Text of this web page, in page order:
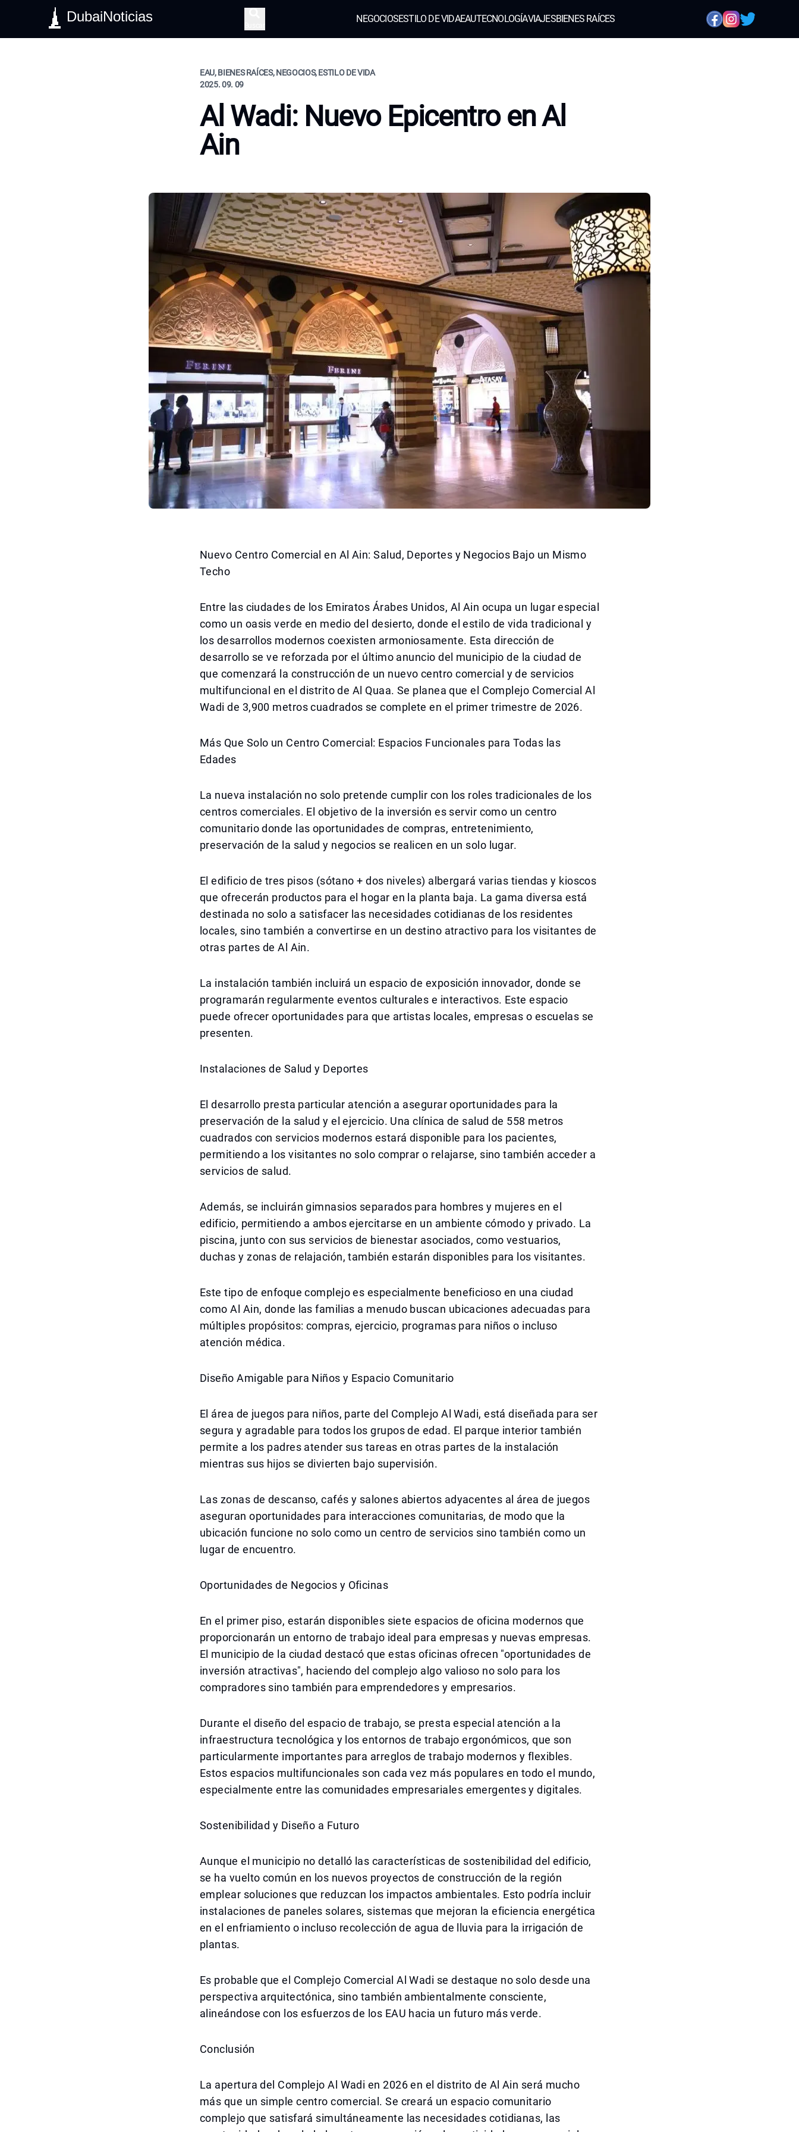
DubaiNoticias NEGOCIOSESTILO DE VIDAEAUTECNOLOGÍAVIAJESBIENES RAÍCES
EAU, BIENES RAÍCES, NEGOCIOS, ESTILO DE VIDA
2025. 09. 09
Al Wadi: Nuevo Epicentro en Al
Ain
Nuevo Centro Comercial en Al Ain: Salud, Deportes y Negocios Bajo un Mismo
Techo
Entre las ciudades de los Emiratos Árabes Unidos, Al Ain ocupa un lugar especial
como un oasis verde en medio del desierto, donde el estilo de vida tradicional y
los desarrollos modernos coexisten armoniosamente. Esta dirección de
desarrollo se ve reforzada por el último anuncio del municipio de la ciudad de
que comenzará la construcción de un nuevo centro comercial y de servicios
multifuncional en el distrito de Al Quaa. Se planea que el Complejo Comercial Al
Wadi de 3,900 metros cuadrados se complete en el primer trimestre de 2026.
Más Que Solo un Centro Comercial: Espacios Funcionales para Todas las
Edades
La nueva instalación no solo pretende cumplir con los roles tradicionales de los
centros comerciales. El objetivo de la inversión es servir como un centro
comunitario donde las oportunidades de compras, entretenimiento,
preservación de la salud y negocios se realicen en un solo lugar.
El edificio de tres pisos (sótano + dos niveles) albergará varias tiendas y kioscos
que ofrecerán productos para el hogar en la planta baja. La gama diversa está
destinada no solo a satisfacer las necesidades cotidianas de los residentes
locales, sino también a convertirse en un destino atractivo para los visitantes de
otras partes de Al Ain.
La instalación también incluirá un espacio de exposición innovador, donde se
programarán regularmente eventos culturales e interactivos. Este espacio
puede ofrecer oportunidades para que artistas locales, empresas o escuelas se
presenten.
Instalaciones de Salud y Deportes
El desarrollo presta particular atención a asegurar oportunidades para la
preservación de la salud y el ejercicio. Una clínica de salud de 558 metros
cuadrados con servicios modernos estará disponible para los pacientes,
permitiendo a los visitantes no solo comprar o relajarse, sino también acceder a
servicios de salud.
Además, se incluirán gimnasios separados para hombres y mujeres en el
edificio, permitiendo a ambos ejercitarse en un ambiente cómodo y privado. La
piscina, junto con sus servicios de bienestar asociados, como vestuarios,
duchas y zonas de relajación, también estarán disponibles para los visitantes.
Este tipo de enfoque complejo es especialmente beneficioso en una ciudad
como Al Ain, donde las familias a menudo buscan ubicaciones adecuadas para
múltiples propósitos: compras, ejercicio, programas para niños o incluso
atención médica.
Diseño Amigable para Niños y Espacio Comunitario
El área de juegos para niños, parte del Complejo Al Wadi, está diseñada para ser
segura y agradable para todos los grupos de edad. El parque interior también
permite a los padres atender sus tareas en otras partes de la instalación
mientras sus hijos se divierten bajo supervisión.
Las zonas de descanso, cafés y salones abiertos adyacentes al área de juegos
aseguran oportunidades para interacciones comunitarias, de modo que la
ubicación funcione no solo como un centro de servicios sino también como un
lugar de encuentro.
Oportunidades de Negocios y Oficinas
En el primer piso, estarán disponibles siete espacios de oficina modernos que
proporcionarán un entorno de trabajo ideal para empresas y nuevas empresas.
El municipio de la ciudad destacó que estas oficinas ofrecen "oportunidades de
inversión atractivas", haciendo del complejo algo valioso no solo para los
compradores sino también para emprendedores y empresarios.
Durante el diseño del espacio de trabajo, se presta especial atención a la
infraestructura tecnológica y los entornos de trabajo ergonómicos, que son
particularmente importantes para arreglos de trabajo modernos y flexibles.
Estos espacios multifuncionales son cada vez más populares en todo el mundo,
especialmente entre las comunidades empresariales emergentes y digitales.
Sostenibilidad y Diseño a Futuro
Aunque el municipio no detalló las características de sostenibilidad del edificio,
se ha vuelto común en los nuevos proyectos de construcción de la región
emplear soluciones que reduzcan los impactos ambientales. Esto podría incluir
instalaciones de paneles solares, sistemas que mejoran la eficiencia energética
en el enfriamiento o incluso recolección de agua de lluvia para la irrigación de
plantas.
Es probable que el Complejo Comercial Al Wadi se destaque no solo desde una
perspectiva arquitectónica, sino también ambientalmente consciente,
alineándose con los esfuerzos de los EAU hacia un futuro más verde.
Conclusión
La apertura del Complejo Al Wadi en 2026 en el distrito de Al Ain será mucho
más que un simple centro comercial. Se creará un espacio comunitario
complejo que satisfará simultáneamente las necesidades cotidianas, las